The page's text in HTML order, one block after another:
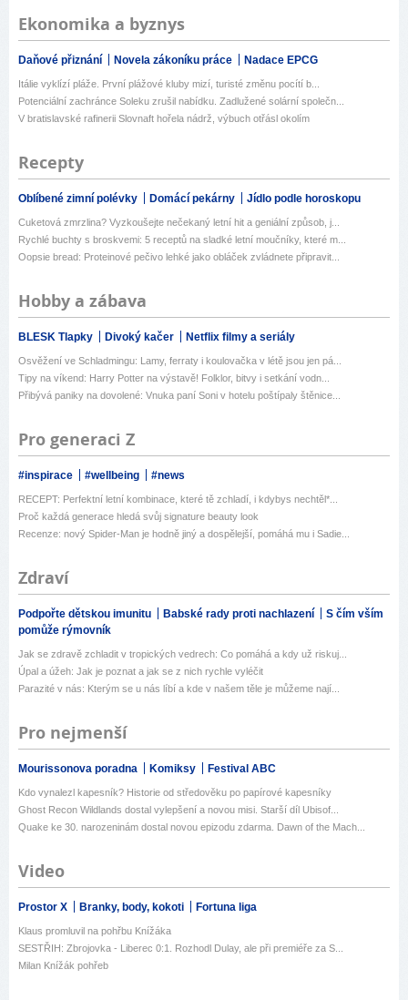
Ekonomika a byznys
Daňové přiznání Novela zákoníku práce Nadace EPCG
Itálie vyklízí pláže. První plážové kluby mizí, turisté změnu pocítí b...
Potenciální zachránce Soleku zrušil nabídku. Zadlužené solární společn...
V bratislavské rafinerii Slovnaft hořela nádrž, výbuch otřásl okolím
Recepty
Oblíbené zimní polévky Domácí pekárny Jídlo podle horoskopu
Cuketová zmrzlina? Vyzkoušejte nečekaný letní hit a geniální způsob, j...
Rychlé buchty s broskvemi: 5 receptů na sladké letní moučníky, které m...
Oopsie bread: Proteinové pečivo lehké jako obláček zvládnete připravit...
Hobby a zábava
BLESK Tlapky Divoký kačer Netflix filmy a seriály
Osvěžení ve Schladmingu: Lamy, ferraty i koulovačka v létě jsou jen pá...
Tipy na víkend: Harry Potter na výstavě! Folklor, bitvy i setkání vodn...
Přibývá paniky na dovolené: Vnuka paní Soni v hotelu poštípaly štěnice...
Pro generaci Z
#inspirace #wellbeing #news
RECEPT: Perfektní letní kombinace, které tě zchladí, i kdybys nechtěl*...
Proč každá generace hledá svůj signature beauty look
Recenze: nový Spider-Man je hodně jiný a dospělejší, pomáhá mu i Sadie...
Zdraví
Podpořte dětskou imunitu Babské rady proti nachlazení
S čím vším
pomůže rýmovník
Jak se zdravě zchladit v tropických vedrech: Co pomáhá a kdy už riskuj...
Úpal a úžeh: Jak je poznat a jak se z nich rychle vyléčit
Parazité v nás: Kterým se u nás líbí a kde v našem těle je můžeme nají...
Pro nejmenší
Mourissonova poradna Komiksy Festival ABC
Kdo vynalezl kapesník? Historie od středověku po papírové kapesníky
Ghost Recon Wildlands dostal vylepšení a novou misi. Starší díl Ubisof...
Quake ke 30. narozeninám dostal novou epizodu zdarma. Dawn of the Mach...
Video
Prostor X Branky, body, kokoti Fortuna liga
Klaus promluvil na pohřbu Knížáka
SESTŘIH: Zbrojovka - Liberec 0:1. Rozhodl Dulay, ale při premiéře za S...
Milan Knížák pohřeb